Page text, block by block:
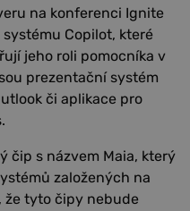
na konferenci Ignite
Copilot, které
jeho roli pomocníka v
prezentační systém
či aplikace pro
čip s názvem Maia, který
založených na
že tyto čipy nebude